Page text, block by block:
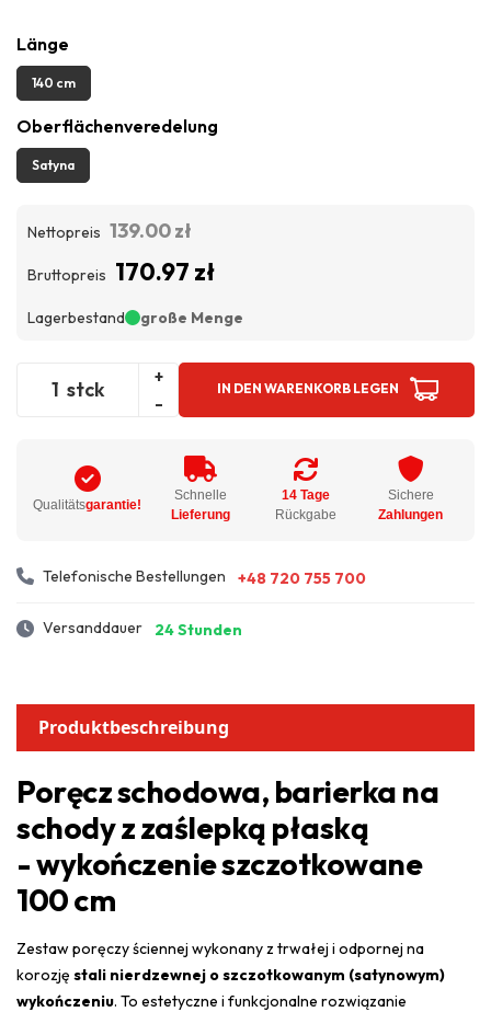
Länge
140 cm
Oberflächenveredelung
Satyna
Nettopreis 139.00 zł
Bruttopreis 170.97 zł
Lagerbestand große Menge
stck
+
-
IN DEN WARENKORB LEGEN
Qualitätsgarantie!
Schnelle
Lieferung
14 Tage
Rückgabe
Sichere
Zahlungen
Telefonische Bestellungen +48 720 755 700
Versanddauer 24 Stunden
Produktbeschreibung
Poręcz schodowa, barierka na
schody z zaślepką płaską
- wykończenie szczotkowane
100 cm
Zestaw poręczy ściennej wykonany z trwałej i odpornej na
korozję stali nierdzewnej o szczotkowanym (satynowym)
wykończeniu. To estetyczne i funkcjonalne rozwiązanie